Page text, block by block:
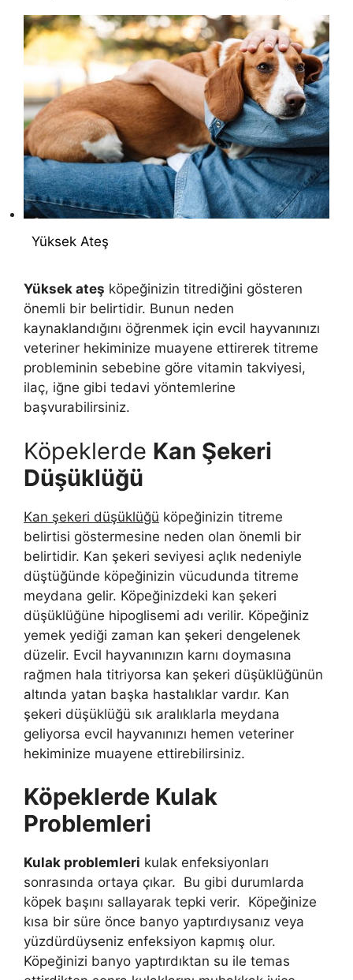
Yüksek Ateş
Yüksek ateş köpeğinizin titrediğini gösteren
önemli bir belirtidir. Bunun neden
kaynaklandığını öğrenmek için evcil hayvanınızı
veteriner hekiminize muayene ettirerek titreme
probleminin sebebine göre vitamin takviyesi,
ilaç, iğne gibi tedavi yöntemlerine
başvurabilirsiniz.
Köpeklerde Kan Şekeri
Düşüklüğü
Kan şekeri düşüklüğü köpeğinizin titreme
belirtisi göstermesine neden olan önemli bir
belirtidir. Kan şekeri seviyesi açlık nedeniyle
düştüğünde köpeğinizin vücudunda titreme
meydana gelir. Köpeğinizdeki kan şekeri
düşüklüğüne hipoglisemi adı verilir. Köpeğiniz
yemek yediği zaman kan şekeri dengelenek
düzelir. Evcil hayvanınızın karnı doymasına
rağmen hala titriyorsa kan şekeri düşüklüğünün
altında yatan başka hastalıklar vardır. Kan
şekeri düşüklüğü sık aralıklarla meydana
geliyorsa evcil hayvanınızı hemen veteriner
hekiminize muayene ettirebilirsiniz.
Köpeklerde Kulak
Problemleri
Kulak problemleri kulak enfeksiyonları
sonrasında ortaya çıkar. Bu gibi durumlarda
köpek başını sallayarak tepki verir. Köpeğinize
kısa bir süre önce banyo yaptırdıysanız veya
yüzdürdüyseniz enfeksiyon kapmış olur.
Köpeğinizi banyo yaptırdıktan su ile temas